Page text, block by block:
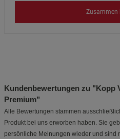
Zusammen
Kundenbewertungen zu "Kopp
Premium"
Alle Bewertungen stammen
Produkt bei uns erworben haben. Sie
persönliche Meinungen wieder und sind